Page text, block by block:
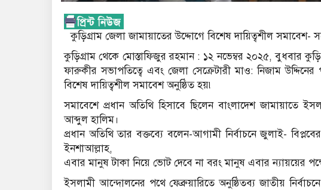
কুড়িগ্রাম জেলা জামায়াতের উদ্দোগে বিশেষ দায়িত্বশীল সমাবেশ-
কুড়িগ্রাম থেকে মোস্তাফিজুর রহমান : ১২ নভেম্বর ২০২৫, বুধবার
ফারুকীর সভাপতিত্বে এবং জেলা সেক্রেটারী মাও: নিজাম উদ্দিনের
বিশেষ দায়িত্বশীল সমাবেশ অনুষ্ঠিত হয়৷
সমাবেশে প্রধান অতিথি হিসাবে ছিলেন বাংলাদেশ জামায়াতে
আব্দুল হালিম।
প্রধান অতিথি তার বক্তব্যে বলেন-আগামী নির্বাচনে জুলাই-
ইনশাআল্লাহ,
এবার মানুষ টাকা নিয়ে ভোট দেবে না বরং মানুষ এবার ন্যায়য়ের
ইসলামী আন্দোলনের পথে ফেব্রুয়ারিতে অনুষ্ঠিতব্য জাতীয়